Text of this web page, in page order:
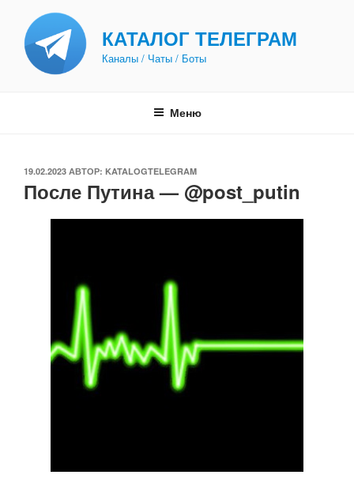
содержимому
КАТАЛОГ ТЕЛЕГРАМ
Каналы / Чаты / Боты
Меню
ОПУБЛИКОВАНО
19.02.2023 АВТОР: KATALOGTELEGRAM
После Путина — @post_putin